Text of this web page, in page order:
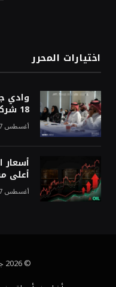
اختيارات المحرر
وادي
18 شركة ناشئة للاستثمار والاحتضان
أغسطس 7, 2026
أسعار
أعلى
أغسطس 7, 2026
© 2026 جميع الحقوق محفوظة.